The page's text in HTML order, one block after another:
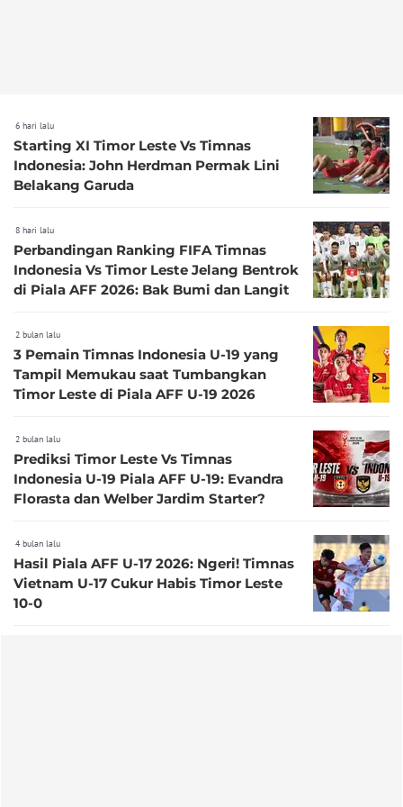
6 hari lalu
Starting XI Timor Leste Vs Timnas
Indonesia: John Herdman Permak Lini
Belakang Garuda
8 hari lalu
Perbandingan Ranking FIFA Timnas
Indonesia Vs Timor Leste Jelang Bentrok
di Piala AFF 2026: Bak Bumi dan Langit
2 bulan lalu
3 Pemain Timnas Indonesia U-19 yang
Tampil Memukau saat Tumbangkan
Timor Leste di Piala AFF U-19 2026
2 bulan lalu
Prediksi Timor Leste Vs Timnas
Indonesia U-19 Piala AFF U-19: Evandra
Florasta dan Welber Jardim Starter?
4 bulan lalu
Hasil Piala AFF U-17 2026: Ngeri! Timnas
Vietnam U-17 Cukur Habis Timor Leste
10-0